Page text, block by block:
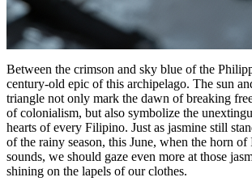
Between the crimson and sky blue of the
century-old epic of this archipelago. The sun
triangle not only mark the dawn of breaking
of colonialism, but also symbolize the
hearts of every Filipino. Just as jasmine still
of the rainy season, this June, when the horn of
sounds, we should gaze even more at those
shining on the lapels of our clothes.